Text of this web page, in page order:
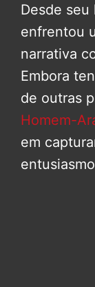
Desde seu
enfrentou
narrativa
Embora
de outras
Homem-
em